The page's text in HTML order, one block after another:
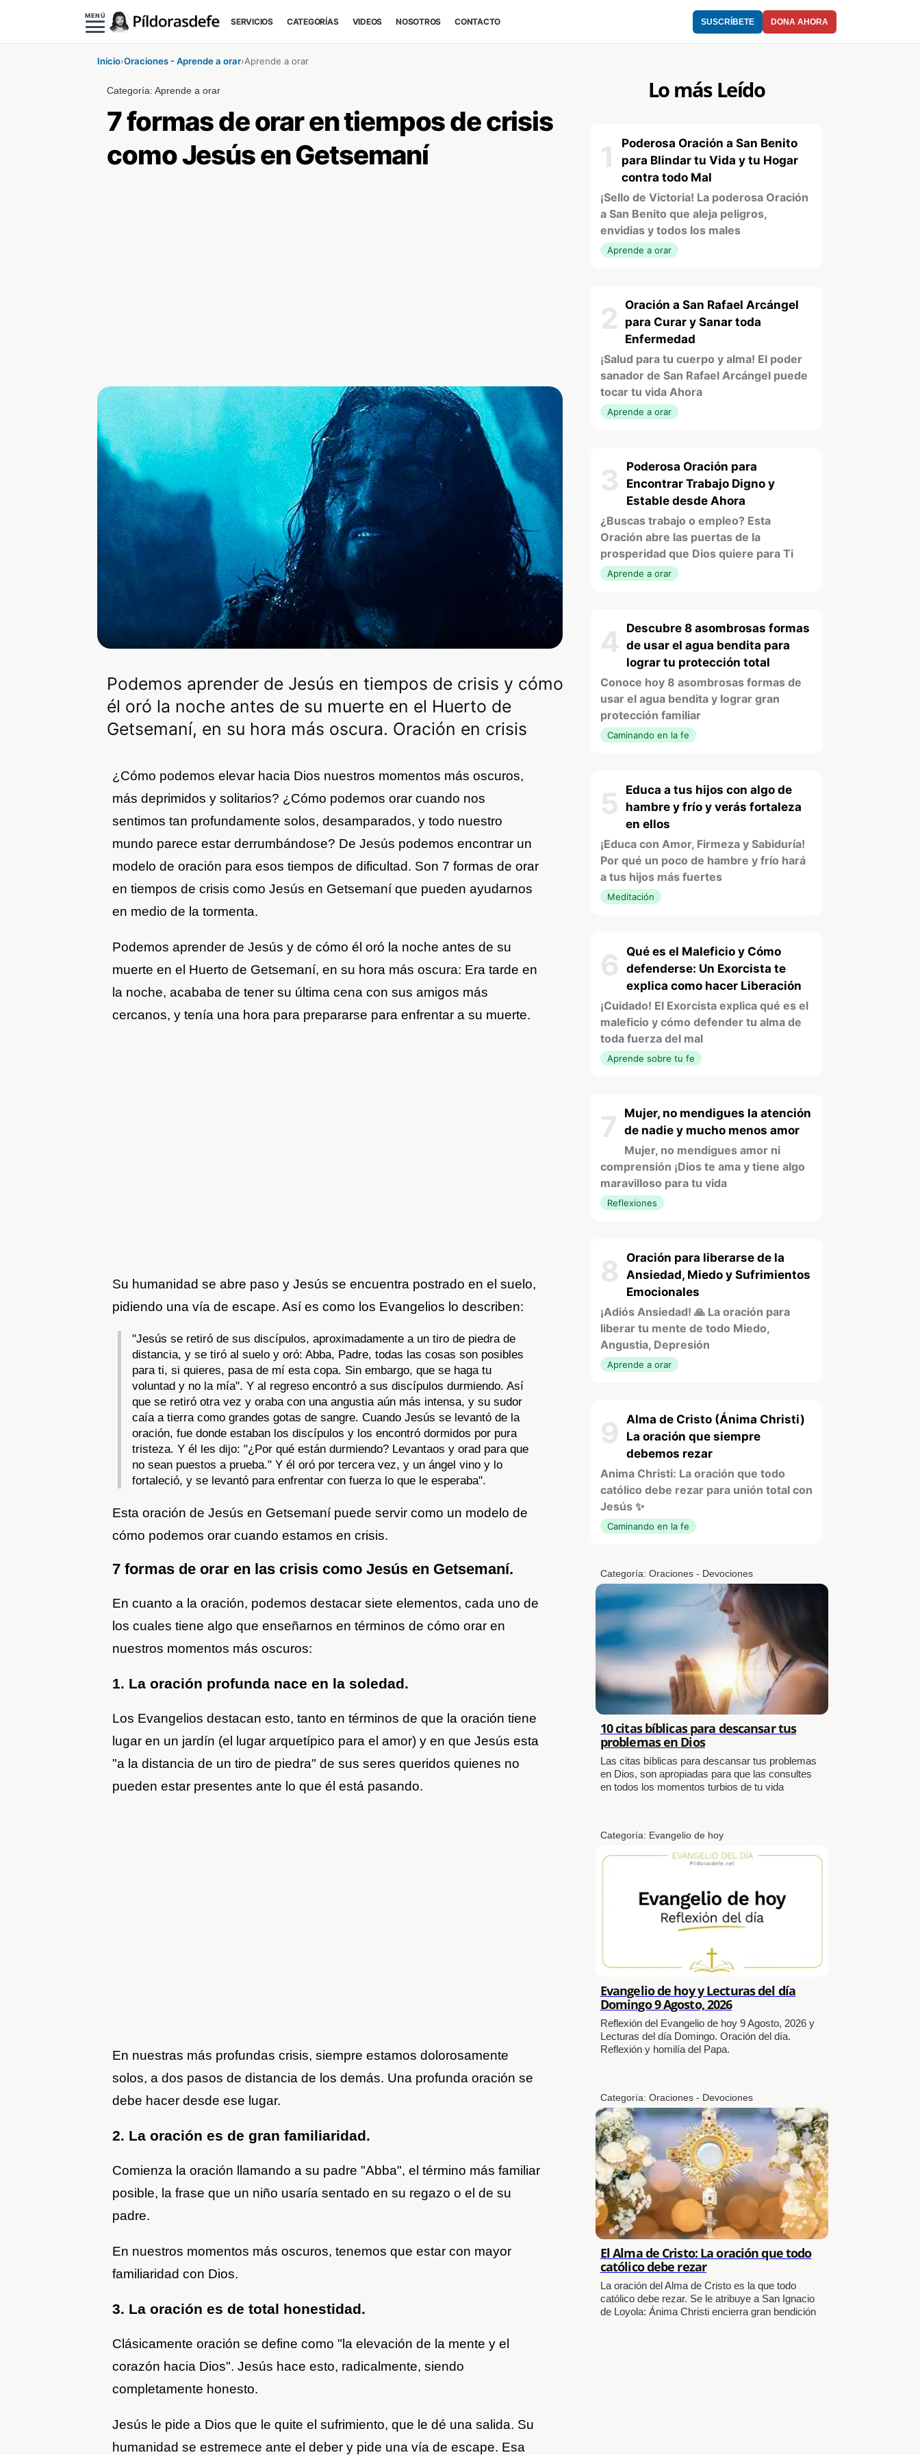
MENÚ
SERVICIOS CATEGORÍAS VIDEOS NOSOTROS CONTACTO SUSCRÍBETE DONA AHORA
Inicio›Oraciones - Aprende a orar›Aprende a orar
Categoría:Aprende a orar
7 formas de orar en tiempos de crisis
como Jesús en Getsemaní
Podemos aprender de Jesús en tiempos de crisis y cómo
él oró la noche antes de su muerte en el Huerto de
Getsemaní, en su hora más oscura. Oración en crisis
¿Cómo podemos elevar hacia Dios nuestros momentos más oscuros,
más deprimidos y solitarios? ¿Cómo podemos orar cuando nos
sentimos tan profundamente solos, desamparados, y todo nuestro
mundo parece estar derrumbándose? De Jesús podemos encontrar un
modelo de oración para esos tiempos de dificultad. Son 7 formas de orar
en tiempos de crisis como Jesús en Getsemaní que pueden ayudarnos
en medio de la tormenta.
Podemos aprender de Jesús y de cómo él oró la noche antes de su
muerte en el Huerto de Getsemaní, en su hora más oscura: Era tarde en
la noche, acababa de tener su última cena con sus amigos más
cercanos, y tenía una hora para prepararse para enfrentar a su muerte.
Su humanidad se abre paso y Jesús se encuentra postrado en el suelo,
pidiendo una vía de escape. Así es como los Evangelios lo describen:
"Jesús se retiró de sus discípulos, aproximadamente a un tiro de piedra de
distancia, y se tiró al suelo y oró: Abba, Padre, todas las cosas son posibles
para ti, si quieres, pasa de mí esta copa. Sin embargo, que se haga tu
voluntad y no la mía". Y al regreso encontró a sus discípulos durmiendo. Así
que se retiró otra vez y oraba con una angustia aún más intensa, y su sudor
caía a tierra como grandes gotas de sangre. Cuando Jesús se levantó de la
oración, fue donde estaban los discípulos y los encontró dormidos por pura
tristeza. Y él les dijo: "¿Por qué están durmiendo? Levantaos y orad para que
no sean puestos a prueba." Y él oró por tercera vez, y un ángel vino y lo
fortaleció, y se levantó para enfrentar con fuerza lo que le esperaba".
Esta oración de Jesús en Getsemaní puede servir como un modelo de
cómo podemos orar cuando estamos en crisis.
7 formas de orar en las crisis como Jesús en Getsemaní.
En cuanto a la oración, podemos destacar siete elementos, cada uno de
los cuales tiene algo que enseñarnos en términos de cómo orar en
nuestros momentos más oscuros:
1. La oración profunda nace en la soledad.
Los Evangelios destacan esto, tanto en términos de que la oración tiene
lugar en un jardín (el lugar arquetípico para el amor) y en que Jesús esta
"a la distancia de un tiro de piedra" de sus seres queridos quienes no
pueden estar presentes ante lo que él está pasando.
En nuestras más profundas crisis, siempre estamos dolorosamente
solos, a dos pasos de distancia de los demás. Una profunda oración se
debe hacer desde ese lugar.
2. La oración es de gran familiaridad.
Comienza la oración llamando a su padre "Abba", el término más familiar
posible, la frase que un niño usaría sentado en su regazo o el de su
padre.
En nuestros momentos más oscuros, tenemos que estar con mayor
familiaridad con Dios.
3. La oración es de total honestidad.
Clásicamente oración se define como "la elevación de la mente y el
corazón hacia Dios". Jesús hace esto, radicalmente, siendo
completamente honesto.
Jesús le pide a Dios que le quite el sufrimiento, que le dé una salida. Su
humanidad se estremece ante el deber y pide una vía de escape. Esa
Lo más Leído
1
Poderosa Oración a San Benito
para Blindar tu Vida y tu Hogar
contra todo Mal
¡Sello de Victoria! La poderosa Oración
a San Benito que aleja peligros,
envidias y todos los males
Aprende a orar
2 Oración a San Rafael Arcángel
para Curar y Sanar toda
Enfermedad
¡Salud para tu cuerpo y alma! El poder
sanador de San Rafael Arcángel puede
tocar tu vida Ahora
Aprende a orar
3
Poderosa Oración para
Encontrar Trabajo Digno y
Estable desde Ahora
¿Buscas trabajo o empleo? Esta
Oración abre las puertas de la
prosperidad que Dios quiere para Ti
Aprende a orar
4
Descubre 8 asombrosas formas
de usar el agua bendita para
lograr tu protección total
Conoce hoy 8 asombrosas formas de
usar el agua bendita y lograr gran
protección familiar
Caminando en la fe
5
Educa a tus hijos con algo de
hambre y frío y verás fortaleza
en ellos
¡Educa con Amor, Firmeza y Sabiduría!
Por qué un poco de hambre y frío hará
a tus hijos más fuertes
Meditación
6
Qué es el Maleficio y Cómo
defenderse: Un Exorcista te
explica como hacer Liberación
¡Cuidado! El Exorcista explica qué es el
maleficio y cómo defender tu alma de
toda fuerza del mal
Aprende sobre tu fe
7
Mujer, no mendigues la atención
de nadie y mucho menos amor
Mujer, no mendigues amor ni
comprensión ¡Dios te ama y tiene algo
maravilloso para tu vida
Reflexiones
8
Oración para liberarse de la
Ansiedad, Miedo y Sufrimientos
Emocionales
¡Adiós Ansiedad! 🙏 La oración para
liberar tu mente de todo Miedo,
Angustia, Depresión
Aprende a orar
9
Alma de Cristo (Ánima Christi)
La oración que siempre
debemos rezar
Anima Christi: La oración que todo
católico debe rezar para unión total con
Jesús ✨
Caminando en la fe
Categoría: Oraciones - Devociones
10 citas bíblicas para descansar tus
problemas en Dios
Las citas bíblicas para descansar tus problemas
en Dios, son apropiadas para que las consultes
en todos los momentos turbios de tu vida
Categoría: Evangelio de hoy
Evangelio de hoy y Lecturas del día
Domingo 9 Agosto, 2026
Reflexión del Evangelio de hoy 9 Agosto, 2026 y
Lecturas del día Domingo. Oración del día.
Reflexión y homilía del Papa.
Categoría: Oraciones - Devociones
El Alma de Cristo: La oración que todo
católico debe rezar
La oración del Alma de Cristo es la que todo
católico debe rezar. Se le atribuye a San Ignacio
de Loyola: Ánima Christi encierra gran bendición